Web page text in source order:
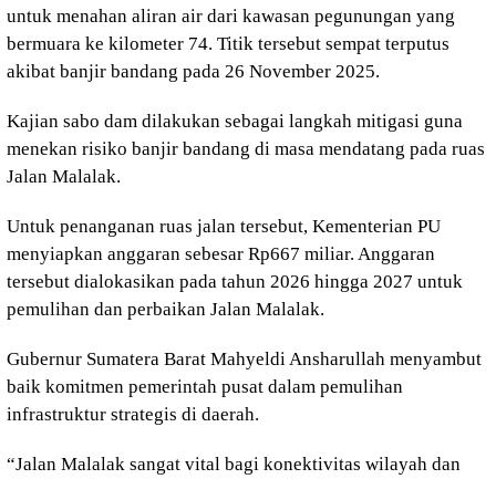
untuk menahan aliran air dari kawasan pegunungan yang
bermuara ke kilometer 74. Titik tersebut sempat terputus
akibat banjir bandang pada 26 November 2025.
Kajian sabo dam dilakukan sebagai langkah mitigasi guna
menekan risiko banjir bandang di masa mendatang pada ruas
Jalan Malalak.
Untuk penanganan ruas jalan tersebut, Kementerian PU
menyiapkan anggaran sebesar Rp667 miliar. Anggaran
tersebut dialokasikan pada tahun 2026 hingga 2027 untuk
pemulihan dan perbaikan Jalan Malalak.
Gubernur Sumatera Barat Mahyeldi Ansharullah menyambut
baik komitmen pemerintah pusat dalam pemulihan
infrastruktur strategis di daerah.
“Jalan Malalak sangat vital bagi konektivitas wilayah dan